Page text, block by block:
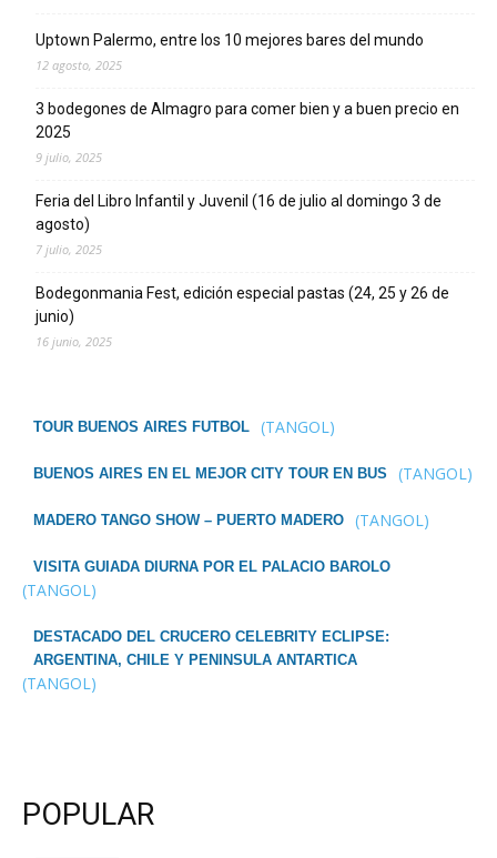
Uptown Palermo, entre los 10 mejores bares del mundo
12 agosto, 2025
3 bodegones de Almagro para comer bien y a buen precio en
2025
9 julio, 2025
Feria del Libro Infantil y Juvenil (16 de julio al domingo 3 de
agosto)
7 julio, 2025
Bodegonmania Fest, edición especial pastas (24, 25 y 26 de
junio)
16 junio, 2025
TOUR BUENOS AIRES FUTBOL (TANGOL)
BUENOS AIRES EN EL MEJOR CITY TOUR EN BUS (TANGOL)
MADERO TANGO SHOW – PUERTO MADERO (TANGOL)
VISITA GUIADA DIURNA POR EL PALACIO BAROLO
(TANGOL)
DESTACADO DEL CRUCERO CELEBRITY ECLIPSE:
ARGENTINA, CHILE Y PENINSULA ANTARTICA
(TANGOL)
POPULAR